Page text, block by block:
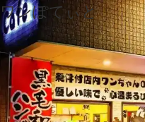
ワンぽてぃと